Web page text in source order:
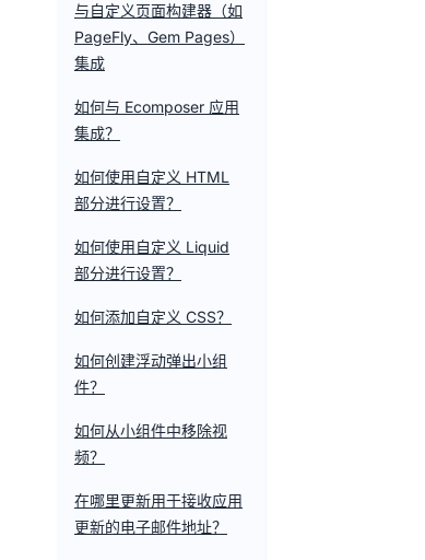
与自定义页面构建器（如
PageFly、Gem Pages）
集成
如何与 Ecomposer 应用
集成？
如何使用自定义 HTML
部分进行设置？
如何使用自定义 Liquid
部分进行设置？
如何添加自定义 CSS？
如何创建浮动弹出小组
件？
如何从小组件中移除视
频？
在哪里更新用于接收应用
更新的电子邮件地址？